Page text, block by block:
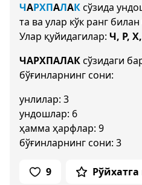
ЧАРХПАЛАКсўзида
та ва улар кўк ранг
Улар қуйидагилар: Ч, Р,
ЧАРХПАЛАКсўзидаги
бўғинларнинг сони:
унлилар: 3
ундошлар: 6
ҳамма ҳарфлар: 9
бўғинларнинг сони: 3
9